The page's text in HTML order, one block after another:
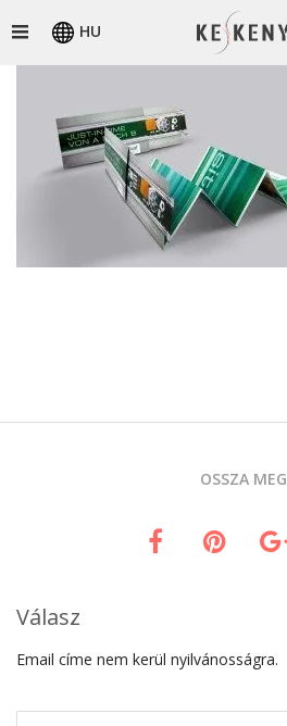
HU
OSSZA MEG
Válasz
Email címe nem kerül nyilvánosságra.